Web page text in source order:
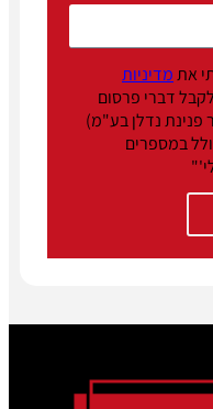
אתמדיניות
דברי פרסום
פנינת נדלן בע"מ)
במספרים